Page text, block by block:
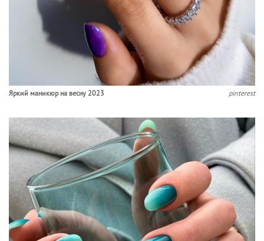
Яркий маникюр на весну 2023 pinterest